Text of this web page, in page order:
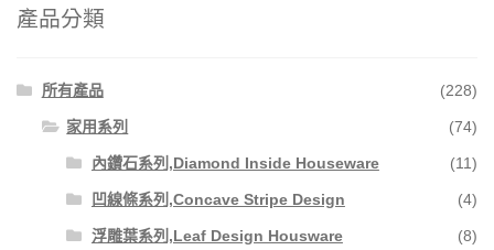
產品分類
所有產品 (228)
家用系列 (74)
內鑽石系列,Diamond Inside Houseware (11)
凹線條系列,Concave Stripe Design (4)
浮雕葉系列,Leaf Design Housware (8)